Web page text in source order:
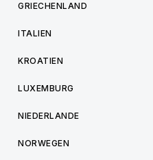
GRIECHENLAND
ITALIEN
KROATIEN
LUXEMBURG
NIEDERLANDE
NORWEGEN